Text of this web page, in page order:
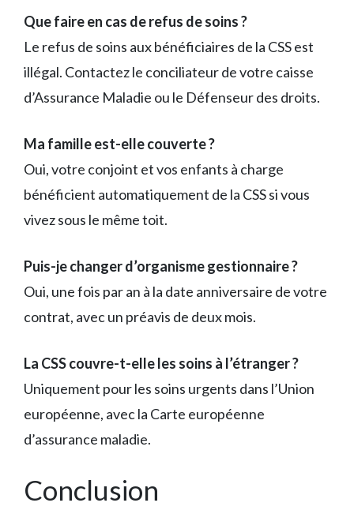
Que faire en cas de refus de soins ?
Le refus de soins aux bénéficiaires de la CSS est
illégal. Contactez le conciliateur de votre caisse
d’Assurance Maladie ou le Défenseur des droits.
Ma famille est-elle couverte ?
Oui, votre conjoint et vos enfants à charge
bénéficient automatiquement de la CSS si vous
vivez sous le même toit.
Puis-je changer d’organisme gestionnaire ?
Oui, une fois par an à la date anniversaire de votre
contrat, avec un préavis de deux mois.
La CSS couvre-t-elle les soins à l’étranger ?
Uniquement pour les soins urgents dans l’Union
européenne, avec la Carte européenne
d’assurance maladie.
Conclusion